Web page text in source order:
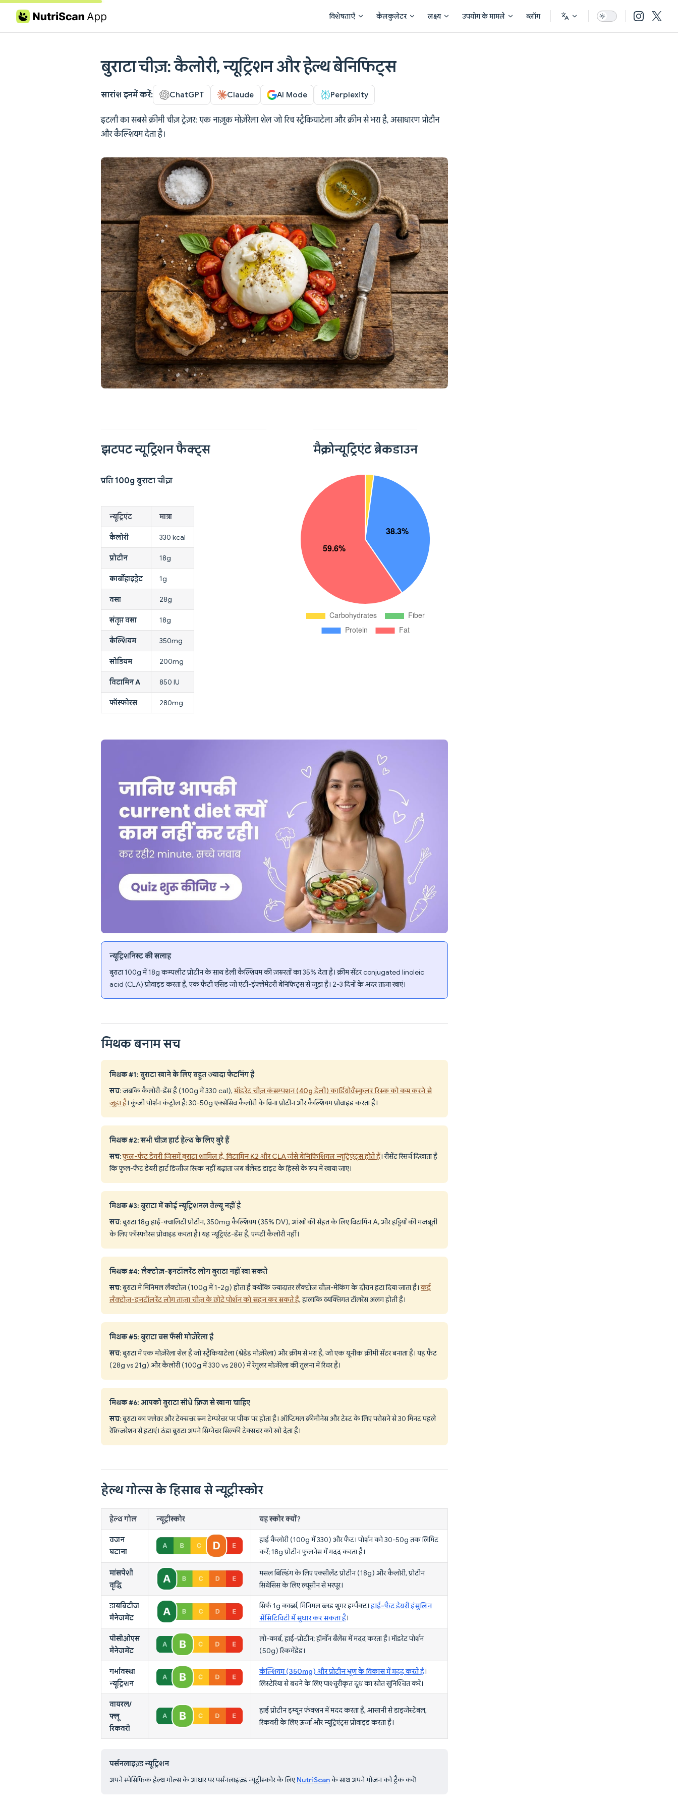
Skip to content विशेषताएँ कैलकुलेटर लक्ष्य उपयोग के मामले ब्लॉग
बुराटा चीज़: कैलोरी, न्यूट्रिशन और हेल्थ बेनिफिट्स
सारांश इनमें करें: ChatGPT Claude AI Mode Perplexity
इटली का सबसे क्रीमी चीज़ ट्रेज़र: एक नाज़ुक मोज़ेरेला शेल जो रिच स्ट्रैकियाटेला और क्रीम से भरा है, असाधारण प्रोटीन
और कैल्शियम देता है।
झटपट न्यूट्रिशन फैक्ट्स
प्रति 100g बुराटा चीज़
न्यूट्रिएंट मात्रा
कैलोरी 330 kcal
प्रोटीन 18g
कार्बोहाइड्रेट 1g
वसा 28g
संतृप्त वसा 18g
कैल्शियम 350mg
सोडियम 200mg
विटामिन A 850 IU
फॉस्फोरस 280mg
मैक्रोन्यूट्रिएंट ब्रेकडाउन
न्यूट्रिशनिस्ट की सलाह
बुराटा 100g में 18g कम्पलीट प्रोटीन के साथ डेली कैल्शियम की ज़रूरतों का 35% देता है। क्रीम सेंटर conjugated linoleic
acid (CLA) प्रोवाइड करता है, एक फैटी एसिड जो एंटी-इंफ्लेमेटरी बेनिफिट्स से जुड़ा है। 2-3 दिनों के अंदर ताज़ा खाएं।
मिथक बनाम सच
मिथक #1: बुराटा खाने के लिए बहुत ज्यादा फैटनिंग है
सच: जबकि कैलोरी-डेंस है (100g में 330 cal),मॉडरेट चीज़ कंसम्पशन (40g डेली) कार्डियोवैस्कुलर रिस्क को कम करने से
जुड़ा है। कुंजी पोर्शन कंट्रोल है: 30-50g एक्सेसिव कैलोरी के बिना प्रोटीन और कैल्शियम प्रोवाइड करता है।
मिथक #2: सभी चीज़ हार्ट हेल्थ के लिए बुरे हैं
सच:फुल-फैट डेयरी जिसमें बुराटा शामिल है, विटामिन K2 और CLA जैसे बेनिफिशियल न्यूट्रिएंट्स होते हैं। रीसेंट रिसर्च दिखाता है
कि फुल-फैट डेयरी हार्ट डिजीज रिस्क नहीं बढ़ाता जब बैलेंस्ड डाइट के हिस्से के रूप में खाया जाए।
मिथक #3: बुराटा में कोई न्यूट्रिशनल वैल्यू नहीं है
सच: बुराटा 18g हाई-क्वालिटी प्रोटीन, 350mg कैल्शियम (35% DV), आंखों की सेहत के लिए विटामिन A, और हड्डियों की मजबूती
के लिए फॉस्फोरस प्रोवाइड करता है। यह न्यूट्रिएंट-डेंस है, एम्प्टी कैलोरी नहीं।
मिथक #4: लैक्टोज़-इनटॉलरेंट लोग बुराटा नहीं खा सकते
सच: बुराटा में मिनिमल लैक्टोज़ (100g में 1-2g) होता है क्योंकि ज्यादातर लैक्टोज़ चीज़-मेकिंग के दौरान हटा दिया जाता है।कई
लैक्टोज़-इनटॉलरेंट लोग ताज़ा चीज़ के छोटे पोर्शन को सहन कर सकते हैं, हालांकि व्यक्तिगत टॉलरेंस अलग होती है।
मिथक #5: बुराटा बस फैंसी मोज़ेरेला है
सच: बुराटा में एक मोज़ेरेला शेल है जो स्ट्रैकियाटेला (श्रेडेड मोज़ेरेला) और क्रीम से भरा है, जो एक यूनीक क्रीमी सेंटर बनाता है। यह फैट
(28g vs 21g) और कैलोरी (100g में 330 vs 280) में रेगुलर मोज़ेरेला की तुलना में रिचर है।
मिथक #6: आपको बुराटा सीधे फ्रिज से खाना चाहिए
सच: बुराटा का फ्लेवर और टेक्सचर रूम टेम्परेचर पर पीक पर होता है। ऑप्टिमल क्रीमीनेस और टेस्ट के लिए परोसने से 30 मिनट पहले
रेफ्रिजरेशन से हटाएं। ठंडा बुराटा अपने सिग्नेचर सिल्की टेक्सचर को खो देता है।
हेल्थ गोल्स के हिसाब से न्यूट्रीस्कोर
हेल्थ गोल न्यूट्रीस्कोर यह स्कोर क्यों?
वजन
घटाना
हाई कैलोरी (100g में 330) और फैट। पोर्शन को 30-50g तक लिमिट
करें; 18g प्रोटीन फुलनेस में मदद करता है।
मांसपेशी
वृद्धि
मसल बिल्डिंग के लिए एक्सीलेंट प्रोटीन (18g) और कैलोरी, प्रोटीन
सिंथेसिस के लिए ल्यूसीन से भरपूर।
डायबिटीज
मैनेजमेंट
सिर्फ 1g कार्ब्स, मिनिमल ब्लड शुगर इम्पैक्ट।हाई-फैट डेयरी इंसुलिन
सेंसिटिविटी में सुधार कर सकता है।
पीसीओएस
मैनेजमेंट
लो-कार्ब, हाई-प्रोटीन; हॉर्मोन बैलेंस में मदद करता है। मॉडरेट पोर्शन
(50g) रिकमेंडेड।
गर्भावस्था
न्यूट्रिशन
कैल्शियम (350mg) और प्रोटीन भ्रूण के विकास में मदद करते हैं।
लिस्टेरिया से बचने के लिए पाश्चुरीकृत दूध का स्रोत सुनिश्चित करें।
वायरल/
फ्लू
रिकवरी
हाई प्रोटीन इम्यून फंक्शन में मदद करता है, आसानी से डाइजेस्टेबल,
रिकवरी के लिए ऊर्जा और न्यूट्रिएंट्स प्रोवाइड करता है।
पर्सनलाइज़्ड न्यूट्रिशन
अपने स्पेसिफिक हेल्थ गोल्स के आधार पर पर्सनलाइज़्ड न्यूट्रीस्कोर के लिए NutriScanके साथ अपने भोजन को ट्रैक करें!